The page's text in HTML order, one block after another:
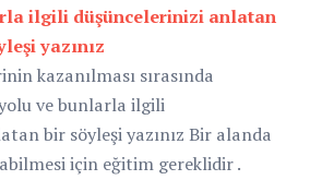
ilgili düşüncelerinizi anlatan
yazınız
kazanılması sırasında
ve bunlarla ilgili
bir söyleşi yazınız Bir alanda
için eğitim gereklidir .